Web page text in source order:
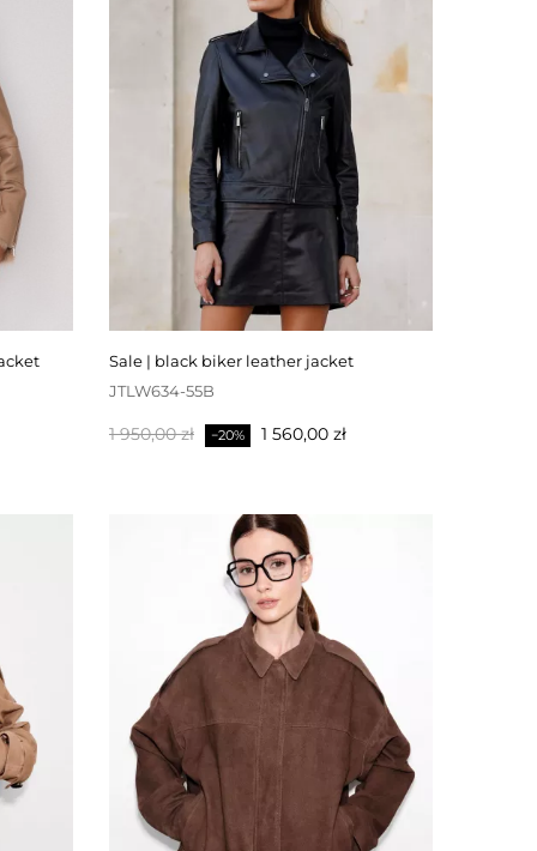
sale | black biker leather jacket
JTLW634-55B
Baspris
1 950,00 zł −20% Pris
1 560,00 zł